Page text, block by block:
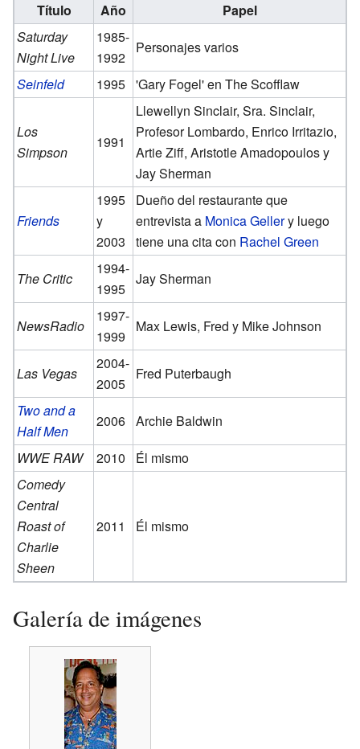
Título Año
Papel
Saturday
Night Live
1985-
1992
Personajes varios
Seinfeld
1995 'Gary Fogel' en The Scofflaw
Los
Simpson
1991
Llewellyn Sinclair, Sra. Sinclair,
Profesor Lombardo, Enrico Irritazio,
Artie Ziff, Aristotle Amadopoulos y
Jay Sherman
Friends
1995
y
2003
Dueño del restaurante que
entrevista a Monica Gellery luego
tiene una cita con Rachel Green
The Critic
1994-
1995
Jay Sherman
NewsRadio
1997-
1999
Max Lewis, Fred y Mike Johnson
Las Vegas
2004-
2005
Fred Puterbaugh
Two and a
Half Men
2006 Archie Baldwin
WWE RAW
2010
Él mismo
Comedy
Central
Roast of
Charlie
Sheen
2011 Él mismo
Galería de imágenes